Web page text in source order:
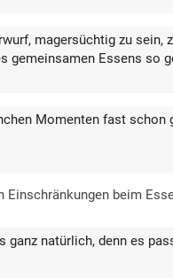
magersüchtig zu sein,
gemeinsamen Essens so
Momenten fast schon
Einschränkungen beim
natürlich, denn es